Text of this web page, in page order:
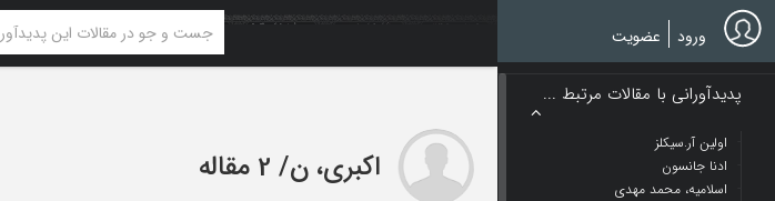
Skip
to
main
ورود عضویت
پدیدآورانی با مقالات مرتبط ...
اولین آر.سیکلز
ادنا جانسون
اسلامیه، محمد مهدی
اکبری، ن/ 2 مقاله